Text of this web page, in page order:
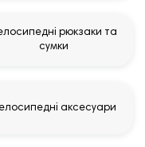
рюкзаки та
сумки
аксесуари